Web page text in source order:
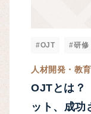
#OJT #研修
人材開発・教育
OJTとは？
ット、成功